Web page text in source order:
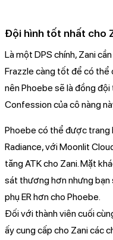
Đội hình tốt nhất cho
Là một DPS chính, Zani
Frazzle càng tốt để có thể
nên Phoebe sẽ là đồng
Confession của cô nàng
Phoebe có thể được trang
Radiance, với Moonlit
tăng ATK cho Zani. Mặt
sát thương hơn nhưng bạn
phụ ER hơn cho Phoebe.
Đối với thành viên cuối
ấy cung cấp cho Zani các